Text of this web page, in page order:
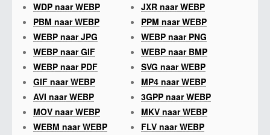
WDP naar WEBP
JXR naar WEBP
PBM naar WEBP
PPM naar WEBP
WEBP naar JPG
WEBP naar PNG
WEBP naar GIF
WEBP naar BMP
WEBP naar PDF
SVG naar WEBP
GIF naar WEBP
MP4 naar WEBP
AVI naar WEBP
3GPP naar WEBP
MOV naar WEBP
MKV naar WEBP
WEBM naar WEBP
FLV naar WEBP